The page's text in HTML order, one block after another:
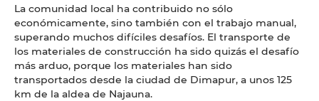
La comunidad local ha contribuido no sólo
económicamente, sino también con el trabajo manual,
superando muchos difíciles desafíos. El transporte de
los materiales de construcción ha sido quizás el desafío
más arduo, porque los materiales han sido
transportados desde la ciudad de Dimapur, a unos 125
km de la aldea de Najauna.